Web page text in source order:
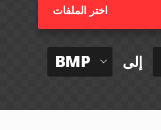
اختر الملفات
BMP إلى